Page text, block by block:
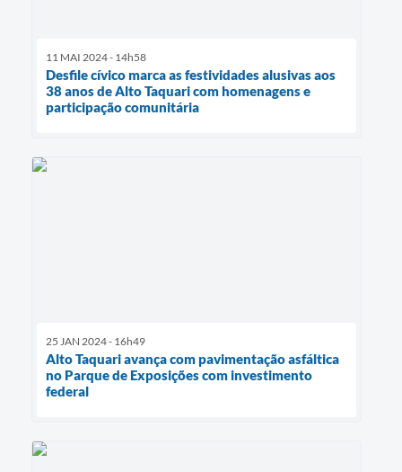
11 MAI 2024 - 14h58
Desfile cívico marca as festividades alusivas aos
38 anos de Alto Taquari com homenagens e
participação comunitária
25 JAN 2024 - 16h49
Alto Taquari avança com pavimentação asfáltica
no Parque de Exposições com investimento
federal